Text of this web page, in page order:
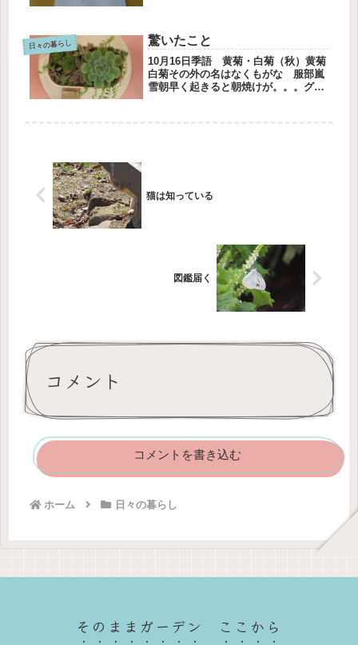
ぼーっと福寿草も増えてきましたヒヤ
シンスも花を開き始めましたユニク...
日々の暮らし 驚いたこと
10月16日季語 黄菊・白菊（秋）黄菊
白菊その外の名はなくもがな 服部嵐
雪朝早く起きると朝焼けが。。。グレ
猫は知っている
図鑑届く
コメント
コメントを書き込む
ホーム 日々の暮らし
そのままガーデン ここから